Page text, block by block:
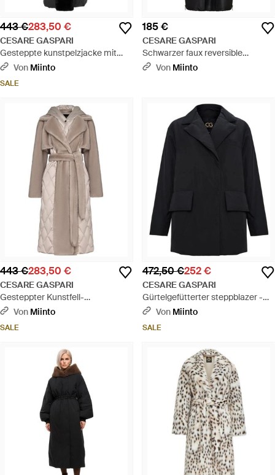
443 €283,50 €
CESARE GASPARI
Gesteppte kunstpelzjacke mit
gürtel - Schwarz
Von Miinto
SALE
185 €
CESARE GASPARI
Schwarzer faux reversible
shearling langer tel - Schwarz
Von Miinto
443 €283,50 €
CESARE GASPARI
Gesteppter Kunstfell-
Perlenmantel Mit Gürtel - Natur
Von Miinto
SALE
472,50 €252 €
CESARE GASPARI
Gürtelgefütterter steppblazer -
schwarz
Von Miinto
SALE